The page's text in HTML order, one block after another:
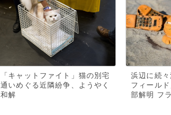
「キャットファイト」猫の別宅
通いめぐる近隣紛争、ようやく
和解
浜辺に続
フィール
部解明 フ